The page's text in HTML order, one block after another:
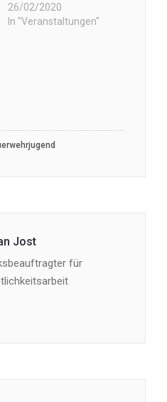
26/02/2020
In "Veranstaltungen"
Jost
für